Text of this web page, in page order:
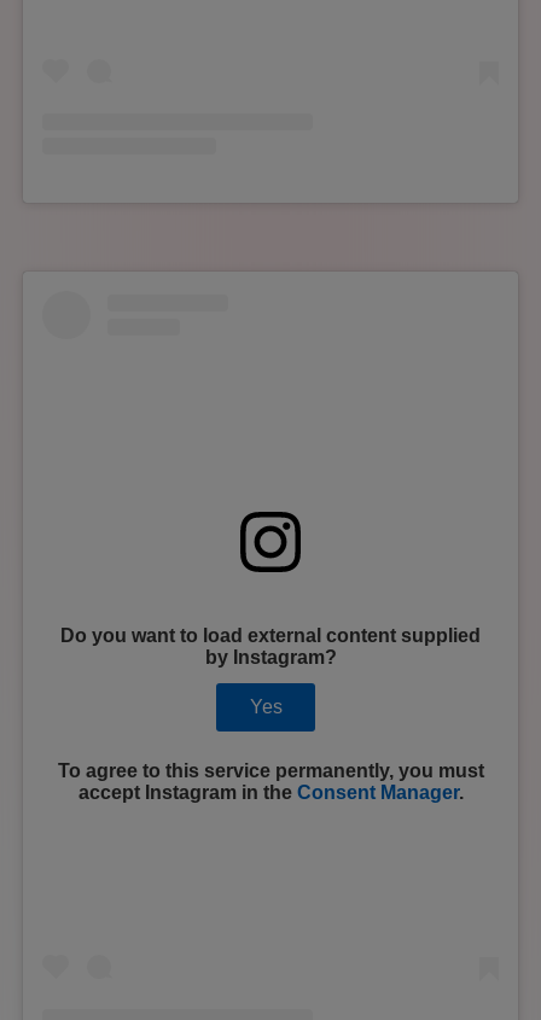
Do you want to load external content supplied
by Instagram?
Yes
To agree to this service permanently, you must
accept Instagramin the Consent Manager.